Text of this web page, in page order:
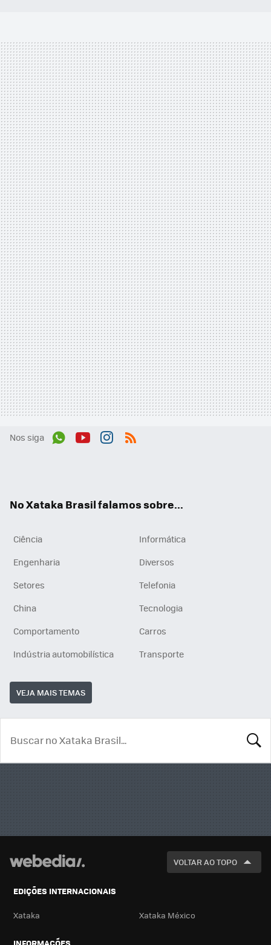
Nos siga
No Xataka Brasil falamos sobre...
Ciência
Informática
Engenharia
Diversos
Setores
Telefonia
China
Tecnologia
Comportamento
Carros
Indústria automobilística
Transporte
VEJA MAIS TEMAS
VOLTAR AO TOPO
EDIÇÕES INTERNACIONAIS
Xataka Xataka México